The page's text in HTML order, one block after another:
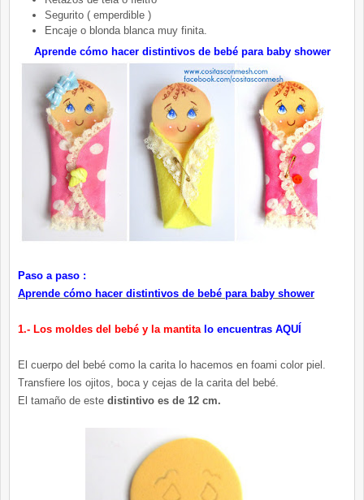
Segurito ( emperdible )
Encaje o blonda blanca muy finita.
Aprende cómo hacer distintivos de bebé para baby shower
Paso a paso :
Aprende cómo hacer distintivos de bebé para baby shower
1.- Los moldes del bebé y la mantita lo encuentras AQUÍ
El cuerpo del bebé como la carita lo hacemos en foami color piel.
Transfiere los ojitos, boca y cejas de la carita del bebé.
El tamaño de este distintivo es de 12 cm.